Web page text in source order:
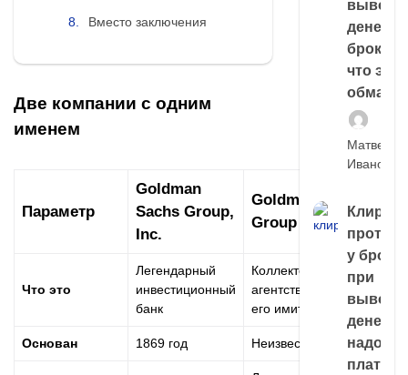
Вместо заключения
Две компании с одним
именем
Параметр
Goldman
Sachs Group,
Inc.
Goldman
Group
Что это
Легендарный
инвестиционный
банк
Коллекторское
агентство (или
его имитация)
Основан 1869 год Неизвестно
выводе
денег у
что это,
обман?
Матвей
Иванов
Клиринг
у
при
выводе
денег,
надо
платить